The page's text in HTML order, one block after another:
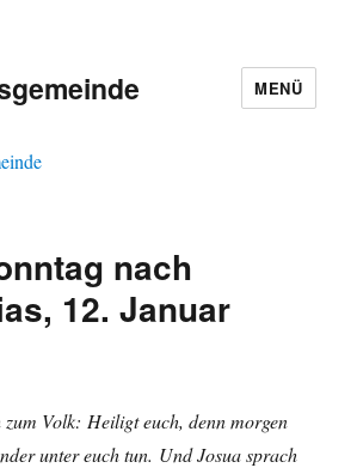
MENÜ
nach
12. Januar
Volk: Heiligt euch, denn morgen
unter euch tun. Und Josua sprach